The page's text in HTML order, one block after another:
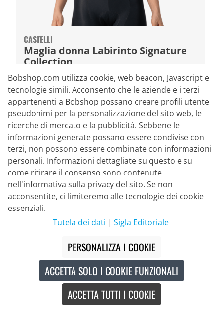
CASTELLI
Maglia donna Labirinto Signature
Collection
109,95 €
Nuovo
Made in Europe
Bobshop.com utilizza cookie, web beacon, Javascript e
tecnologie simili. Acconsento che le aziende e i terzi
appartenenti a Bobshop possano creare profili utente
pseudonimi per la personalizzazione del sito web, le
ricerche di mercato e la pubblicità. Sebbene le
informazioni generate possano essere condivise con
terzi, non possono essere combinate con informazioni
personali. Informazioni dettagliate su questo e su
come ritirare il consenso sono contenute
nell'informativa sulla privacy del sito. Se non
acconsentite, ci limiteremo alle tecnologie dei cookie
essenziali.
Tutela dei dati | Sigla Editoriale
PERSONALIZZA I COOKIE
ACCETTA SOLO I COOKIE FUNZIONALI
ACCETTA TUTTI I COOKIE